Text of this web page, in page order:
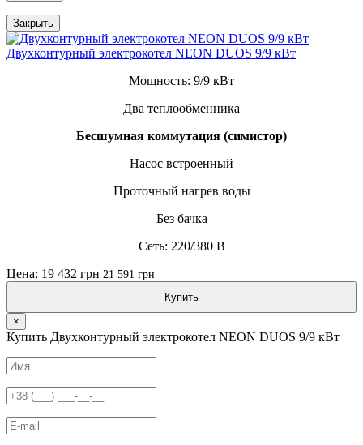
Закрыть
Двухконтурный электрокотел NEON DUOS 9/9 кВт
Мощность: 9/9 кВт
Два теплообменника
Бесшумная коммутация (симистор)
Насос встроенный
Проточный нагрев воды
Без бачка
Сеть: 220/380 В
Цена: 19 432 грн 21 591 грн
Купить
×
Купить Двухконтурный электрокотел NEON DUOS 9/9 кВт